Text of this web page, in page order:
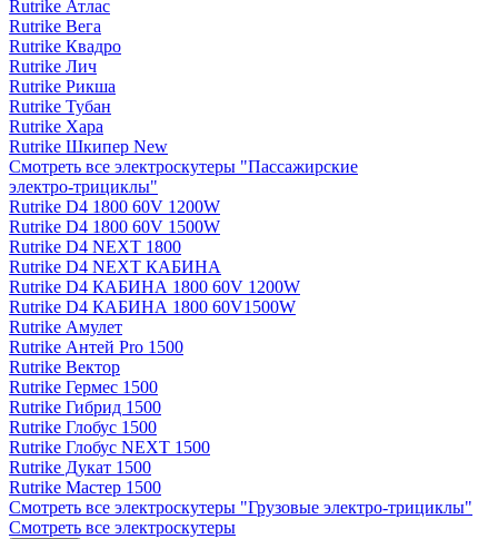
Rutrike Атлас
Rutrike Вега
Rutrike Квадро
Rutrike Лич
Rutrike Рикша
Rutrike Тубан
Rutrike Хара
Rutrike Шкипер New
Смотреть все электро­скутеры "Пассажирские
электро‑трициклы"
Rutrike D4 1800 60V 1200W
Rutrike D4 1800 60V 1500W
Rutrike D4 NEXT 1800
Rutrike D4 NEXT КАБИНА
Rutrike D4 КАБИНА 1800 60V 1200W
Rutrike D4 КАБИНА 1800 60V1500W
Rutrike Амулет
Rutrike Антей Pro 1500
Rutrike Вектор
Rutrike Гермес 1500
Rutrike Гибрид 1500
Rutrike Глобус 1500
Rutrike Глобус NEXT 1500
Rutrike Дукат 1500
Rutrike Мастер 1500
Смотреть все электро­скутеры "Грузовые электро‑трициклы"
Смотреть все электро­скутеры